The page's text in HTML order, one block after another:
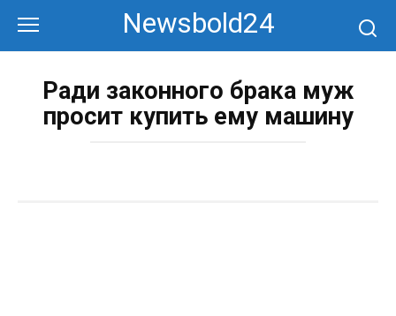
контенту
Newsbold24
Ради законного брака муж
просит купить ему машину